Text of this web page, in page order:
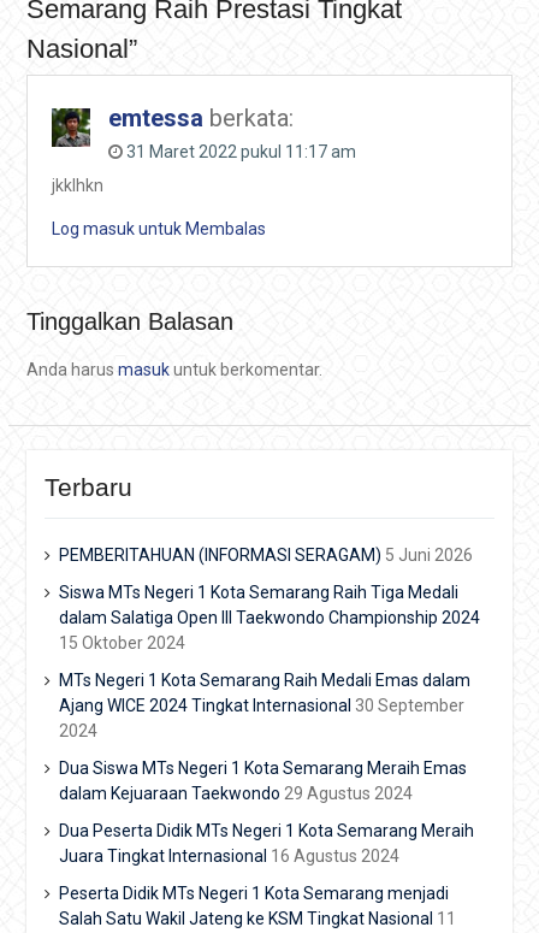
Semarang Raih Prestasi Tingkat
Nasional”
emtessa berkata:
31 Maret 2022 pukul 11:17 am
jkklhkn
Log masuk untuk Membalas
Tinggalkan Balasan
Anda harus masukuntuk berkomentar.
Terbaru
PEMBERITAHUAN (INFORMASI SERAGAM) 5 Juni 2026
Siswa MTs Negeri 1 Kota Semarang Raih Tiga Medali
dalam Salatiga Open III Taekwondo Championship 2024
15 Oktober 2024
MTs Negeri 1 Kota Semarang Raih Medali Emas dalam
Ajang WICE 2024 Tingkat Internasional 30 September
2024
Dua Siswa MTs Negeri 1 Kota Semarang Meraih Emas
dalam Kejuaraan Taekwondo 29 Agustus 2024
Dua Peserta Didik MTs Negeri 1 Kota Semarang Meraih
Juara Tingkat Internasional 16 Agustus 2024
Peserta Didik MTs Negeri 1 Kota Semarang menjadi
Salah Satu Wakil Jateng ke KSM Tingkat Nasional 11